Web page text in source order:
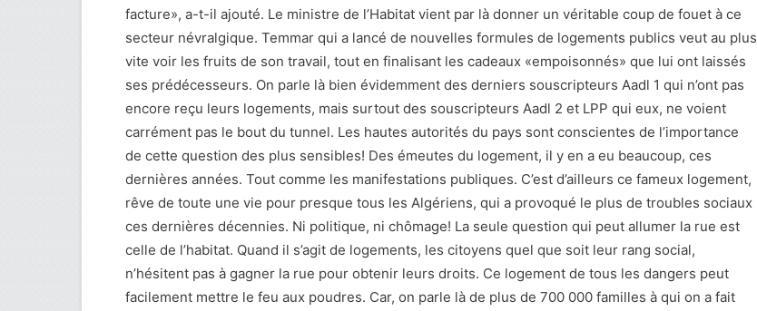
facture», a-t-il ajouté. Le ministre de l’Habitat vient par là donner un véritable coup de fouet à ce
secteur névralgique. Temmar qui a lancé de nouvelles formules de logements publics veut au plus
vite voir les fruits de son travail, tout en finalisant les cadeaux «empoisonnés» que lui ont laissés
ses prédécesseurs. On parle là bien évidemment des derniers souscripteurs Aadl 1 qui n’ont pas
encore reçu leurs logements, mais surtout des souscripteurs Aadl 2 et LPP qui eux, ne voient
carrément pas le bout du tunnel. Les hautes autorités du pays sont conscientes de l’importance
de cette question des plus sensibles! Des émeutes du logement, il y en a eu beaucoup, ces
dernières années. Tout comme les manifestations publiques. C’est d’ailleurs ce fameux logement,
rêve de toute une vie pour presque tous les Algériens, qui a provoqué le plus de troubles sociaux
ces dernières décennies. Ni politique, ni chômage! La seule question qui peut allumer la rue est
celle de l’habitat. Quand il s’agit de logements, les citoyens quel que soit leur rang social,
n’hésitent pas à gagner la rue pour obtenir leurs droits. Ce logement de tous les dangers peut
facilement mettre le feu aux poudres. Car, on parle là de plus de 700 000 familles à qui on a fait